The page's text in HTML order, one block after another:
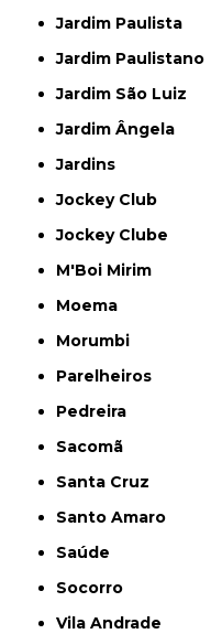
Jardim Paulista
Jardim Paulistano
Jardim São Luiz
Jardim Ângela
Jardins
Jockey Club
Jockey Clube
M'Boi Mirim
Moema
Morumbi
Parelheiros
Pedreira
Sacomã
Santa Cruz
Santo Amaro
Saúde
Socorro
Vila Andrade